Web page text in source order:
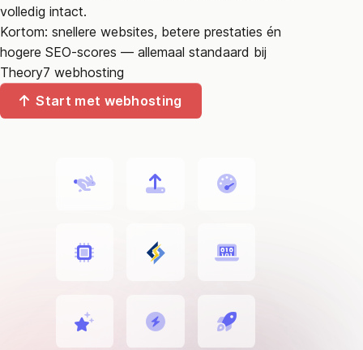
volledig intact.
Kortom: snellere websites, betere prestaties én
hogere SEO-scores — allemaal standaard bij
Theory7 webhosting
Start met webhosting